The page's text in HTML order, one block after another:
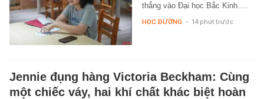
thẳng vào Đại học Bắc Kinh.…
HỌC ĐƯỜNG - 14 phút trước
Jennie đụng hàng Victoria Beckham: Cùng
một chiếc váy, hai khí chất khác biệt hoàn